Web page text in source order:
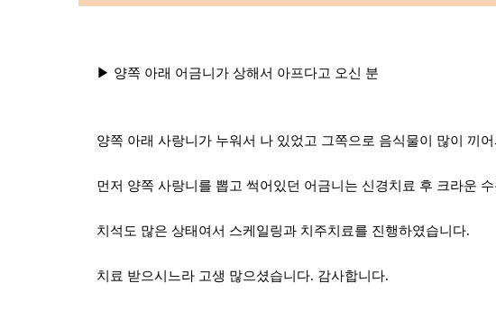
▶ 양쪽 아래 어금니가 상해서 아프다고 오신 분
양쪽 아래 사랑니가 누워서 나 있었고 그쪽으로 음식물이 많이 끼
먼저 양쪽 사랑니를 뽑고 썩어있던 어금니는 신경치료 후 크라운
치석도 많은 상태여서 스케일링과 치주치료를 진행하였습니다.
치료 받으시느라 고생 많으셨습니다. 감사합니다.